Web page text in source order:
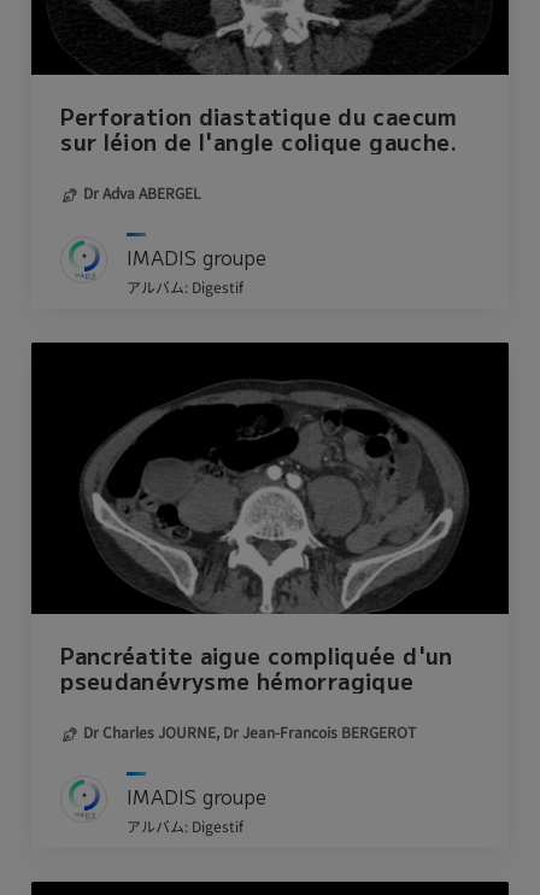
Perforation diastatique du caecum
sur léion de l'angle colique gauche.
Dr Adva ABERGEL
IMADIS groupe
アルバム: Digestif
Pancréatite aigue compliquée d'un
pseudanévrysme hémorragique
Dr Charles JOURNE, Dr Jean-Francois BERGEROT
IMADIS groupe
アルバム: Digestif